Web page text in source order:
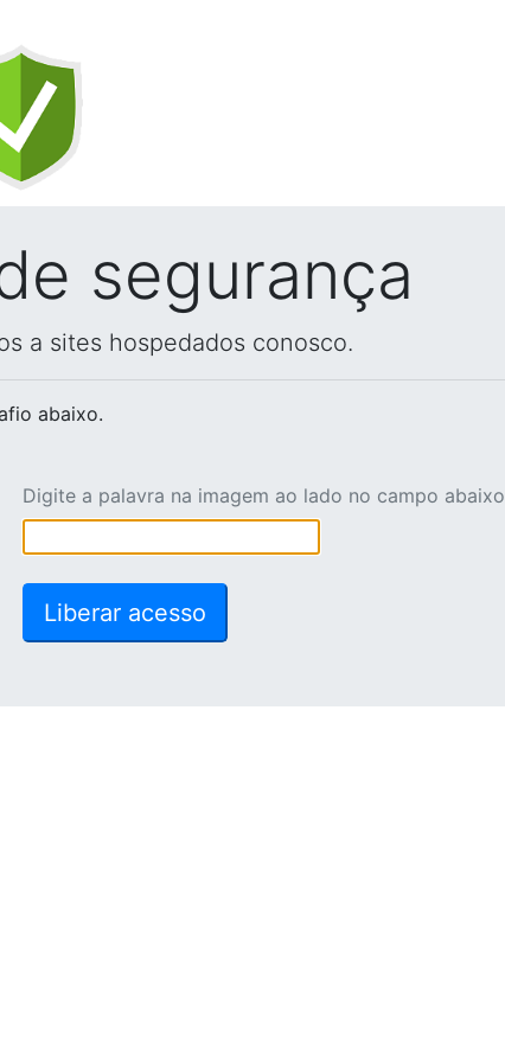
segurança
a sites hospedados conosco.
abaixo.
Digite a palavra na imagem ao lado no campo abaixo